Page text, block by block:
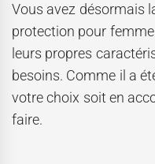
Vous avez désormais
protection pour
leurs propres
besoins. Comme il a
votre choix soit en
faire.